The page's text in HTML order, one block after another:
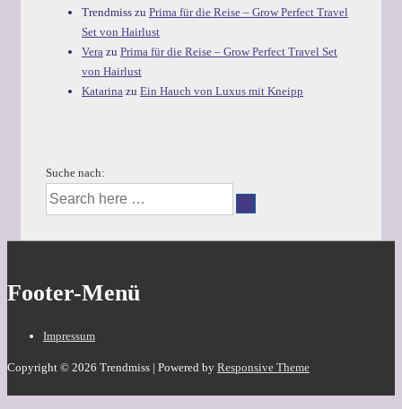
Trendmiss zu Prima für die Reise – Grow Perfect Travel
Set von Hairlust
Vera zu Prima für die Reise – Grow Perfect Travel Set
von Hairlust
Katarina zu Ein Hauch von Luxus mit Kneipp
Suche nach:
Footer-Menü
Impressum
Copyright © 2026 Trendmiss | Powered by Responsive Theme